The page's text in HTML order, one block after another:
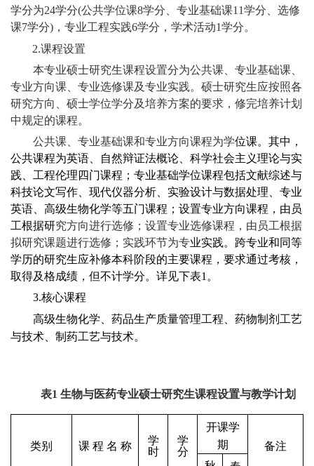
学分为24学分(公共学位课8学分、专业基础课11学分、选修
课7学分) ，专业工程实践6学分，学术活动1学分。
2.课程设置
本专业硕士研究生课程设置分为公共课、专业基础课、
专业方向课、专业选修课及专业实践。硕士研究生应按照各
研究方向、硕士学位学分及培养方案的要求，修完培养计划
中规定的课程。
公共课、专业基础课和专业方向课程为学位课。其中，
公共课程为英语、自然辩证法概论、科学社会主义理论与实
践、工程伦理四门课程；专业基础学位课程包括文献综述与
科技论文写作、现代仪器分析、实验设计与数据处理、专业
英语、高级生物化学等五门课程；设置专业方向课程，由员
工根据研究方向进行选修；设置专业选修课程，由员工根据
拟研究课题进行选修；实践环节为专业实践。跨专业和同等
学历的研究生应补修本科阶段的主要课程，要求通过考核，
取得及格成绩，但不计学分。详见下表1 。
3.核心课程
高级生物化学、药品生产质量管理工程、药物制剂工艺
与技术、制药工艺与技术。
表1 生物与医药专业硕士研究生课程设置与教学计划
类别 课 程 名 称
学
时
学
分
开课学
期
备注